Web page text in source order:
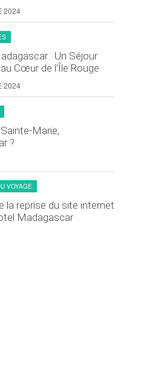
2024
: Un Séjour
Cœur de l’Île Rouge
2024
Marie,
?
VOYAGE
la reprise du site internet
Madagascar